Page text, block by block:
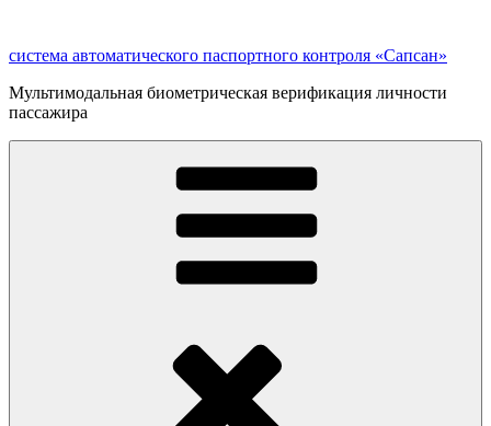
содержимому
система автоматического паспортного контроля «Сапсан»
Мультимодальная биометрическая верификация личности
пассажира